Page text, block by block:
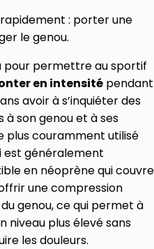
: porter une
le genou.
pour permettre au sportif
en intensité pendant
avoir à s’inquiéter des
son genou et à ses
plus couramment utilisé
est généralement
en néoprène qui couvre
une compression
genou, ce qui permet à
niveau plus élevé sans
les douleurs.